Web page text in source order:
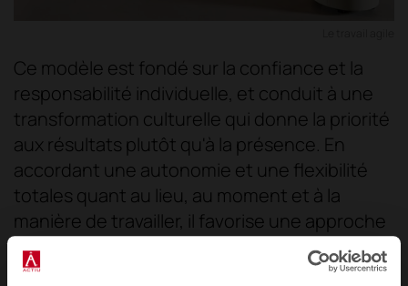
Ce modèle est fondé sur la confiance et la
responsabilité individuelle, et conduit à une
transformation culturelle qui donne la priorité
aux résultats plutôt qu'à la présence. En
accordant une autonomie et une flexibilité
totales quant au lieu, au moment et à la
manière de travailler, il favorise une approche
transversale entièrement centrée sur le
client et l'utilisateur.